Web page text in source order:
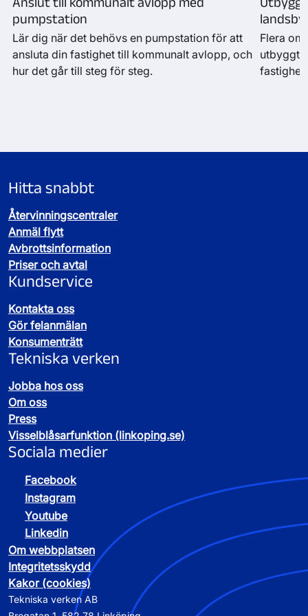
pumpstation
Lär dig när det behövs en pumpstation för att
ansluta din fastighet till kommunalt avlopp, och
hur det går till steg för steg.
Flera
utbyggt
Hitta snabbt
Återvinningscentraler
Anmäl flytt
Avbrottsinformation
Priser och avtal
Kundservice
Kontakta oss
Gör felanmälan
Konsumenträtt
Tekniska verken
Jobba hos oss
Om oss
Press
Visselblåsarfunktion (linkoping.se)
Sociala medier
Facebook
Instagram
Youtube
Linkedin
Om webbplatsen
Integritetsskydd
Kakor (cookies)
Tekniska verken AB